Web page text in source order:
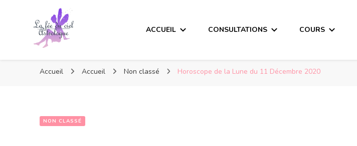
ACCUEIL CONSULTATIONS COURS
Accueil Accueil Non classé Horoscope de la Lune du 11 Décembre 2020
NON CLASSÉ